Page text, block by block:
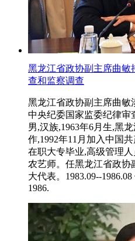
黑龙江省政协副主席曲敏
查和监察调查
黑龙江省政协副主席曲敏
中央纪委国家监委纪律审
男,汉族,1963年6月生,黑
作,1992年11月加入中国
在职大专毕业,高级管理
农艺师。任黑龙江省政协
大代表。1983.09--
1986.